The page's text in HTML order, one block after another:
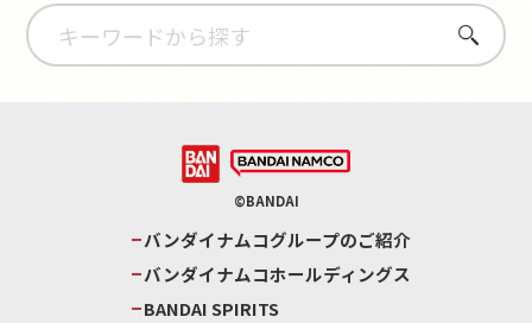
さがす
©BANDAI
バンダイナムコグループのご紹介
バンダイナムコホールディングス
BANDAI SPIRITS